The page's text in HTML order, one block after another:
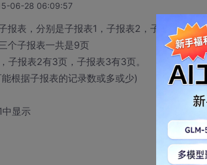
06-28 06:09:57
报表，分别是子报表1，子报表2，子报表3，
个子报表一共是9页
子报表2有3页，子报表3有3页。
根据子报表的记录数或多或少)
显示